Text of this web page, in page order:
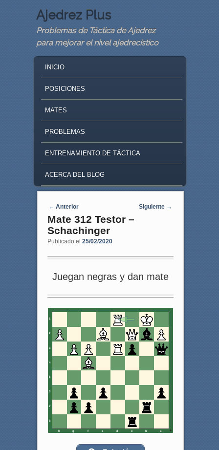
Ajedrez Plus
Problemas de Táctica de Ajedrez
para mejorar el nivel ajedrecístico
SKIP TO PRIMARY CONTENT
SKIP TO SECONDARY CONTENT
INICIO
POSICIONES
MATES
PROBLEMAS
ENTRENAMIENTO DE TÁCTICA
ACERCA DEL BLOG
Navegaci�n de entradas
← Anterior Siguiente →
Mate 312 Testor –
Schachinger
Publicado el 25/02/2020
Juegan negras y dan mate
1
2
3
4
5
6
7
8
h g f e d c b a